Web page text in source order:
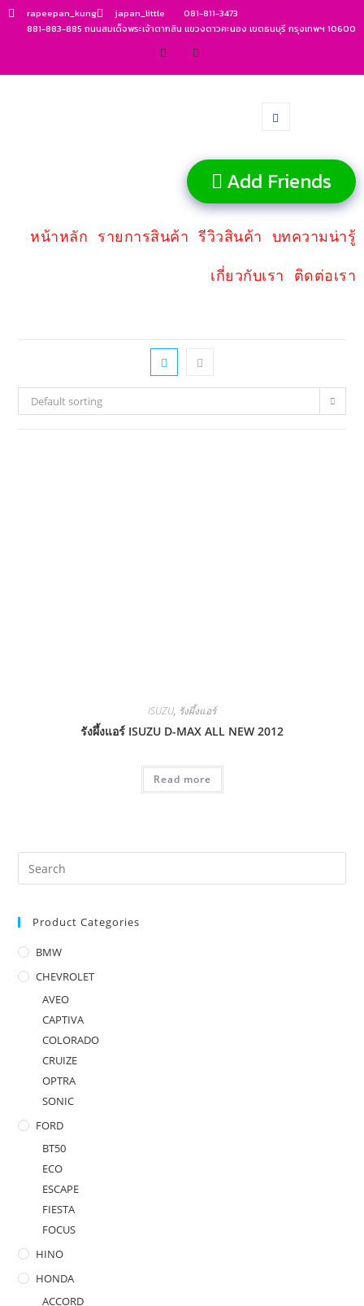
rapeepan_kung japan_little
081-811-3473
881-883-885 ถนนสมเด็จพระเจ้าตากสิน แขวงดาวคะนอง เขตธนบุรี กรุงเทพฯ 10600
Add Friends
หน้าหลัก รายการสินค้า รีวิวสินค้า บทความน่ารู้
เกี่ยวกับเรา
ติดต่อเรา
Default sorting
ISUZU, รังผึ้งแอร์
รังผึ้งแอร์ ISUZU D-MAX ALL NEW 2012
Read more
Product Categories
BMW
CHEVROLET
AVEO
CAPTIVA
COLORADO
CRUIZE
OPTRA
SONIC
FORD
BT50
ECO
ESCAPE
FIESTA
FOCUS
HINO
HONDA
ACCORD